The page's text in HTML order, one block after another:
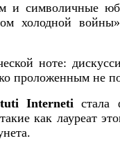
и символичные
холодной
ноте:
проложенным не
Internetiстала
как лауреат